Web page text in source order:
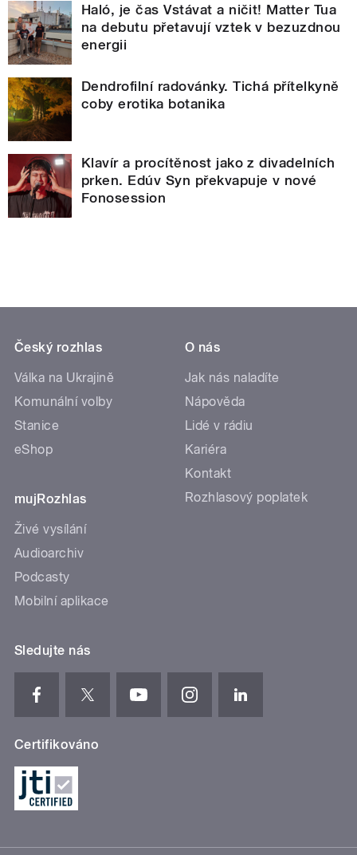
Haló, je čas Vstávat a ničit! Matter Tua
na debutu přetavují vztek v bezuzdnou
energii
Dendrofilní radovánky. Tichá přítelkyně
coby erotika botanika
Klavír a procítěnost jako z divadelních
prken. Edúv Syn překvapuje v nové
Fonosession
Český rozhlas
Válka na Ukrajině
Komunální volby
Stanice
eShop
mujRozhlas
Živé vysílání
Audioarchiv
Podcasty
Mobilní aplikace
O nás
Jak nás naladíte
Nápověda
Lidé v rádiu
Kariéra
Kontakt
Rozhlasový poplatek
Sledujte nás
Certifikováno